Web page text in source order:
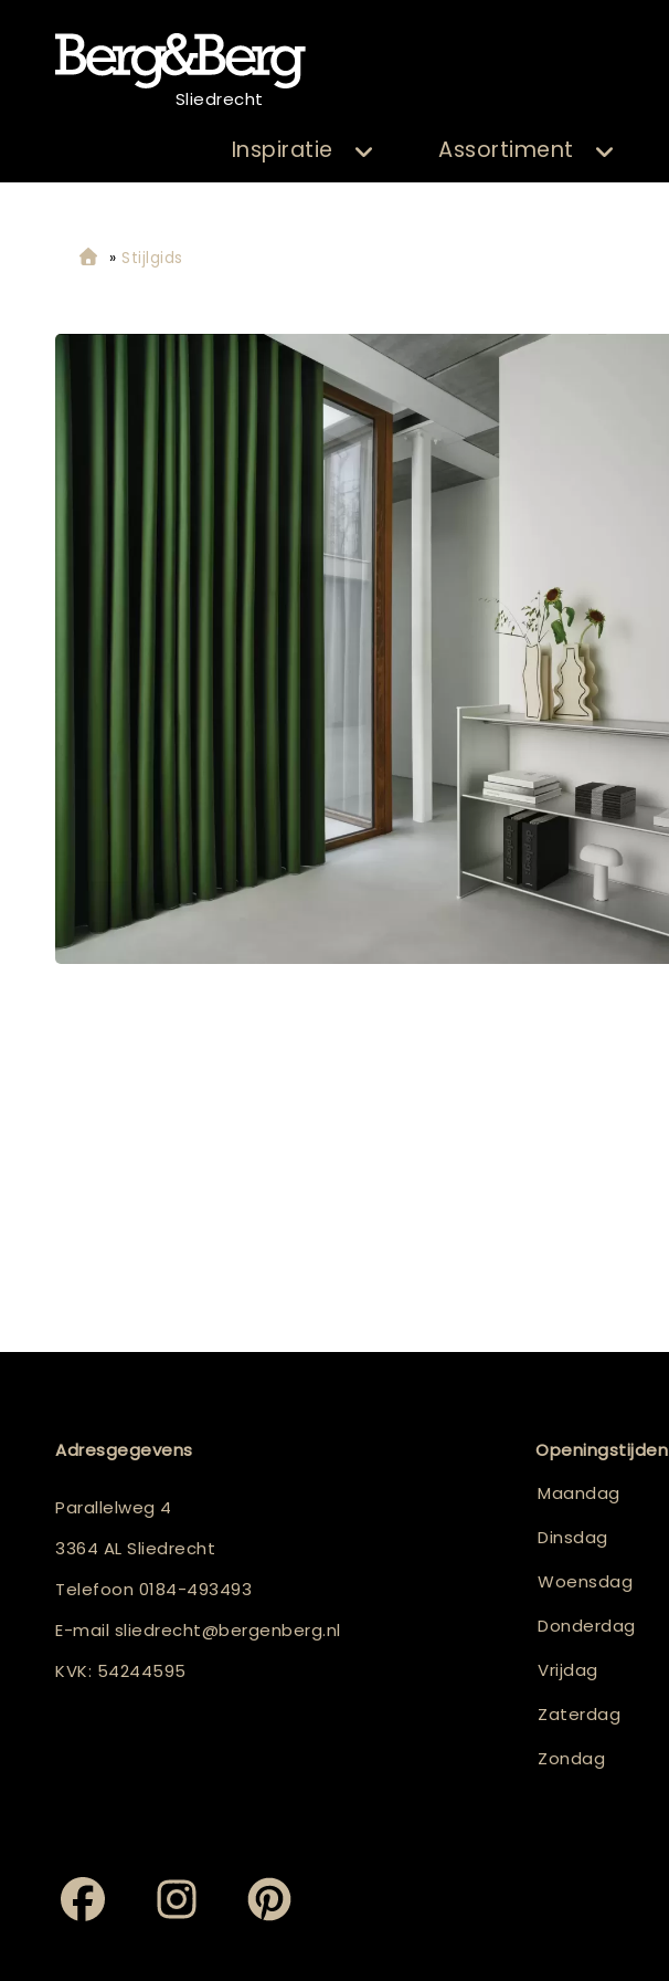
Sliedrecht
Inspiratie Assortiment
» Stijlgids
Adresgegevens
Parallelweg 4
3364 AL Sliedrecht
Telefoon 0184-493493
E-mail sliedrecht@bergenberg.nl
KVK: 54244595
Openingstijden
Maandag
Dinsdag
Woensdag
Donderdag
Vrijdag
Zaterdag
Zondag